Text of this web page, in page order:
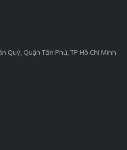
Quý, Quận Tân Phú, TP Hồ Chí Minh